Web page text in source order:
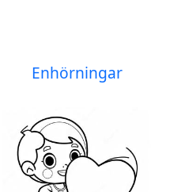
Enhörningar